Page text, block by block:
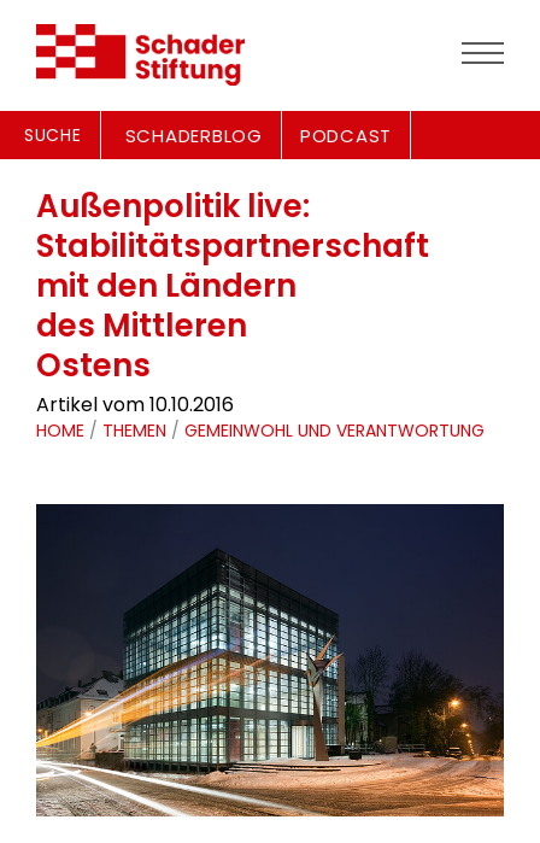
SUCHE SCHADERBLOG PODCAST
Außenpolitik live:
Stabilitätspartnerschaft
mit den Ländern
des Mittleren
Ostens
Artikel vom 10.10.2016
HOME / THEMEN / GEMEINWOHL UND VERANTWORTUNG